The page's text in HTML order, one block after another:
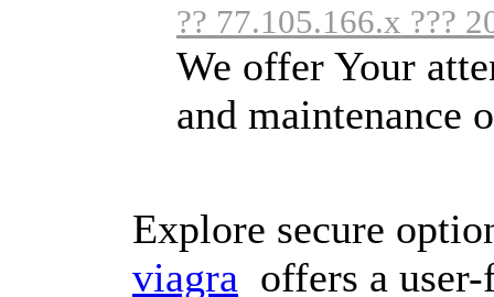
?? 77.105.166.x ???
We offer Your
and
Explore secure
viagra offers a